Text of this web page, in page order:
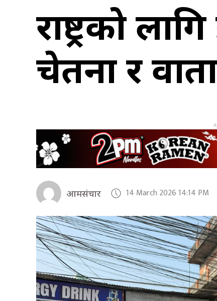
राष्ट्रको
चेतना र
आमसंचार 14 March 2026 14:14 PM